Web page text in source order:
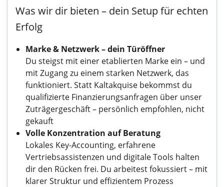
Was wir dir bieten – dein Setup für echten
Erfolg
Marke & Netzwerk – dein Türöffner
Du steigst mit einer etablierten Marke ein – und
mit Zugang zu einem starken Netzwerk, das
funktioniert. Statt Kaltakquise bekommst du
qualifizierte Finanzierungsanfragen über unser
Zuträgergeschäft – persönlich empfohlen, nicht
gekauft
Volle Konzentration auf Beratung
Lokales Key-Accounting, erfahrene
Vertriebsassistenzen und digitale Tools halten
dir den Rücken frei. Du arbeitest fokussiert – mit
klarer Struktur und effizientem Prozess